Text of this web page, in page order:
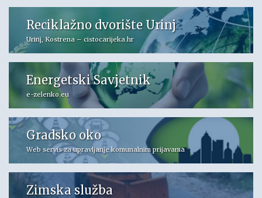
Reciklažno dvorište Urinj
Urinj, Kostrena – cistocarijeka.hr
Energetski Savjetnik
e-zelenko.eu
Gradsko oko
Web servis za upravljanje komunalnim prijavama
Zimska služba